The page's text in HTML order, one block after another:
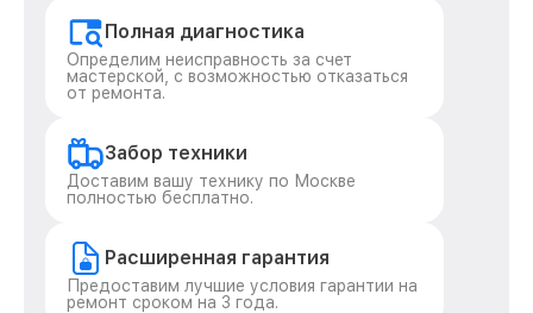
Полная диагностика
Определим неисправность за счет
мастерской, с возможностью отказаться
от ремонта.
Забор техники
Доставим вашу технику по Москве
полностью бесплатно.
Расширенная гарантия
Предоставим лучшие условия гарантии на
ремонт сроком на 3 года.